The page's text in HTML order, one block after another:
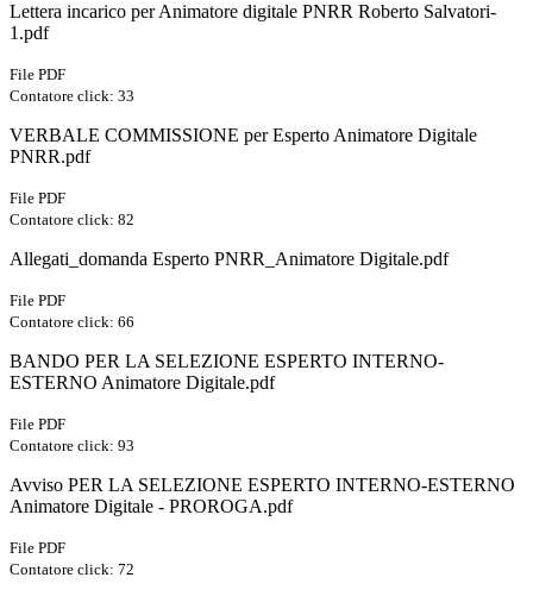
Lettera incarico per Animatore digitale PNRR Roberto Salvatori-
1.pdf
File PDF
Contatore click: 33
VERBALE COMMISSIONE per Esperto Animatore Digitale
PNRR.pdf
File PDF
Contatore click: 82
Allegati_domanda Esperto PNRR_Animatore Digitale.pdf
File PDF
Contatore click: 66
BANDO PER LA SELEZIONE ESPERTO INTERNO-
ESTERNO Animatore Digitale.pdf
File PDF
Contatore click: 93
Avviso PER LA SELEZIONE ESPERTO INTERNO-ESTERNO
Animatore Digitale - PROROGA.pdf
File PDF
Contatore click: 72